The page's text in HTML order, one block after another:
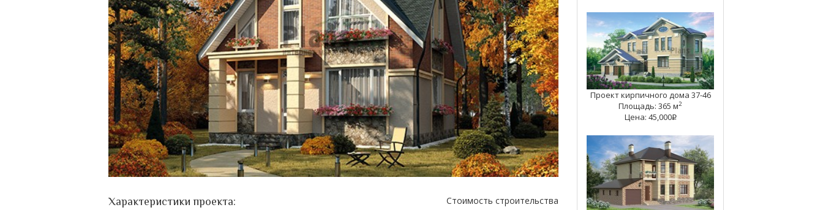
Характеристики проекта: Стоимость строительства
Проект кирпичного дома 37-46
Площадь: 365 м2
Цена: 45,000q